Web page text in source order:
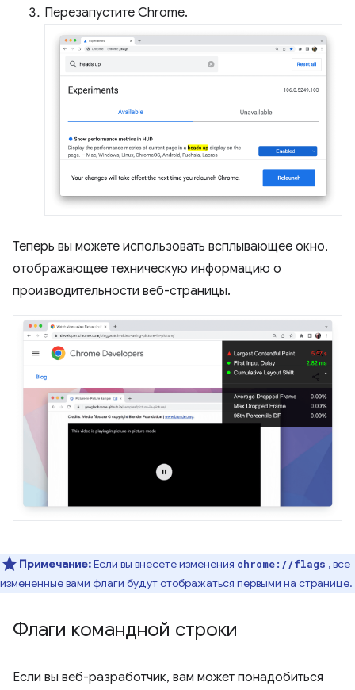
Перезапустите Chrome.
Теперь вы можете использовать всплывающее окно,
отображающее техническую информацию о
производительности веб-страницы.
Примечание:Если вы внесете изменения chrome://flags , все
измененные вами флаги будут отображаться первыми на странице.
Флаги командной строки
Если вы веб-разработчик, вам может понадобиться